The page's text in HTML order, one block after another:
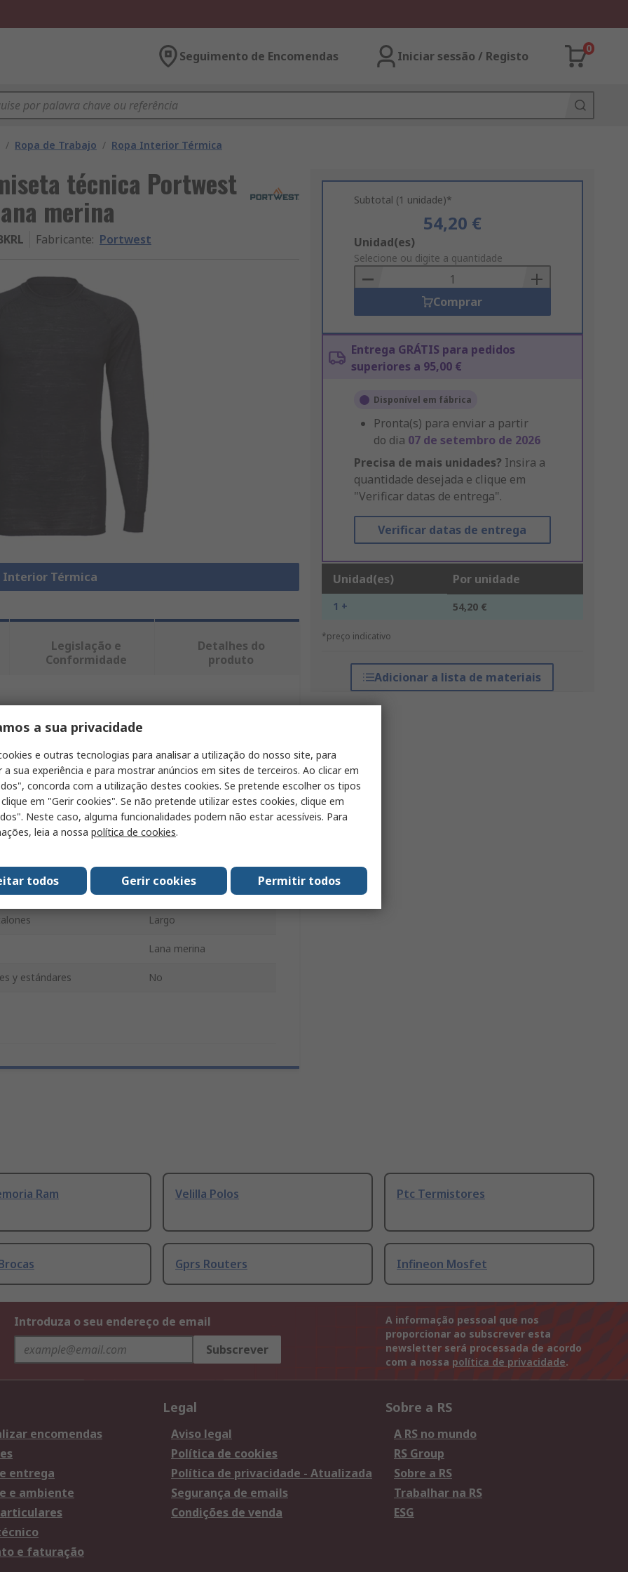
Seguimento de Encomendas Iniciar sessão / Registo
0
/ Ropa de Trabajo / Ropa Interior Térmica
técnica Portwest
merina
Fabricante: Portwest
Interior Térmica
Subtotal (1 unidade)*
54,20 €
Add
to
Basket
Unidad(es)
Selecione ou digite a quantidade
Comprar
Entrega GRÁTIS para pedidos
superiores a 95,00 €
Disponível em fábrica
Pronta(s) para enviar a partir
do dia 07 de setembro de 2026
Precisa de mais unidades? Insira a
quantidade desejada e clique em
"Verificar datas de entrega".
Verificar datas de entrega
Unidad(es) Por unidade
1 + 54,20 €
*preço indicativo
Adicionar a lista de materiais
Legislação e
Conformidade
Detalhes do
produto
produtos semelhantes.
Portwest
Camiseta técnica
L
Camiseta técnica
Largo
Lana merina
y estándares No
Ram Velilla Polos Ptc Termistores
Gprs Routers Infineon Mosfet
Introduza o seu endereço de email
Subscrever
A informação pessoal que nos
proporcionar ao subscrever esta
newsletter será processada de acordo
com a nossa política de privacidade.
encomendas
entrega
e ambiente
e faturação
Legal
Aviso legal
Política de cookies
Política de privacidade - Atualizada
Segurança de emails
Condições de venda
Sobre a RS
A RS no mundo
RS Group
Sobre a RS
Trabalhar na RS
ESG
a sua privacidade
e outras tecnologias para analisar a utilização do nosso site, para
a sua experiência e para mostrar anúncios em sites de terceiros. Ao clicar em
concorda com a utilização destes cookies. Se pretende escolher os tipos
em "Gerir cookies". Se não pretende utilizar estes cookies, clique em
Neste caso, alguma funcionalidades podem não estar acessíveis. Para
leia a nossa política de cookies.
Permitir todos
Gerir cookies
todos